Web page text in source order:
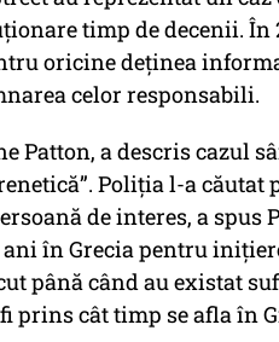
timp de decenii. În
oricine deținea
celor responsabili.
Patton, a descris cazul
Poliția l-a căutat
de interes, a spus
ani în Grecia pentru
până când au existat
prins cât timp se afla în